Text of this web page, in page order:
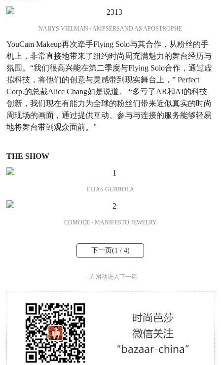
NABYS VIELMAN / AMPSERSAND AS APOSTROPHE
YouCam Makeup再次牵手Flying Solo与其合作，从粉丝的手
机上，非常直接地带来了纽约时尚周充满魅力的舞台经历与
氛围。“我们很高兴能在第二季度与Flying Solo合作，通过虚
拟科技，将他们的创意与灵感带到现实舞台上，” Perfect
Corp.的总裁Alice Chang如是说道。 “多亏了AR和AI的科技
创新，我们现在有能力为全球的粉丝们带来近似真实的时尚
周现场的画面，通过提供互动、参与与连接的服务能够轻易
地将舞台带到观众面前。”
THE SHOW
ELIAS GURROLA
COMODE / MANIFESTO JEWELRY
下一页(1 / 4)
← 左滑动进入下一篇